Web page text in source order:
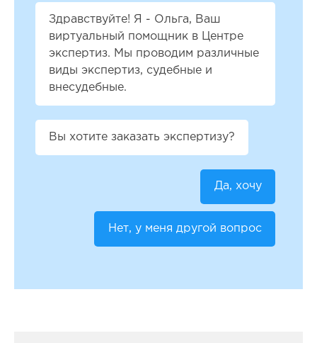
Здравствуйте! Я - Ольга, Ваш
виртуальный помощник в Центре
экспертиз. Мы проводим различные
виды экспертиз, судебные и
внесудебные.
Вы хотите заказать экспертизу?
Да, хочу
Нет, у меня другой вопрос